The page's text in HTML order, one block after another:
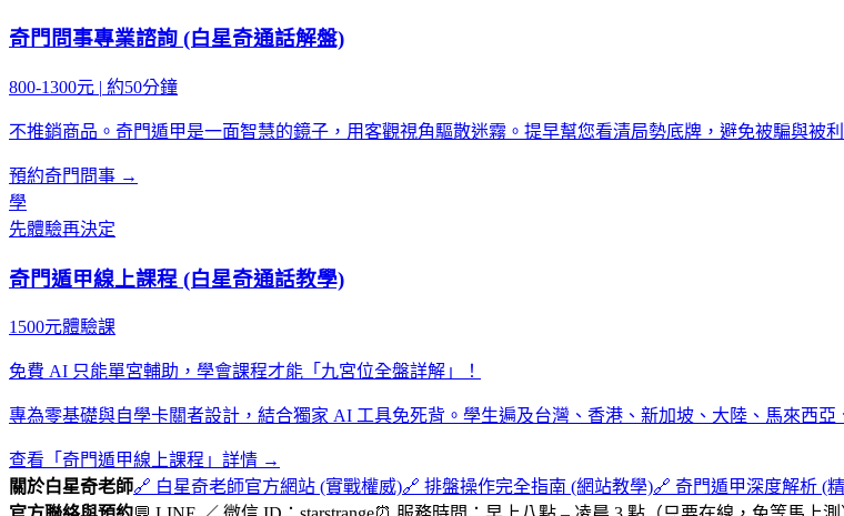
奇門問事專業諮詢 (白星奇通話解盤)
800-1300元 | 約50分鐘
不推銷商品。奇門遁甲是一面智慧的鏡子，用客觀視角驅散迷霧。提早幫您看清局勢底牌，避免被騙與被
預約奇門問事 →
學
先體驗再決定
奇門遁甲線上課程 (白星奇通話教學)
1500元體驗課
免費 AI 只能單宮輔助，學會課程才能「九宮位全盤詳解」！
專為零基礎與自學卡關者設計，結合獨家 AI 工具免死背。學生遍及台灣、香港、新加坡、大陸、馬來西
查看「奇門遁甲線上課程」詳情 →
關於白星奇老師🔗 白星奇老師官方網站 (實戰權威)🔗 排盤操作完全指南 (網站教學)🔗 奇門遁甲深度解析 (